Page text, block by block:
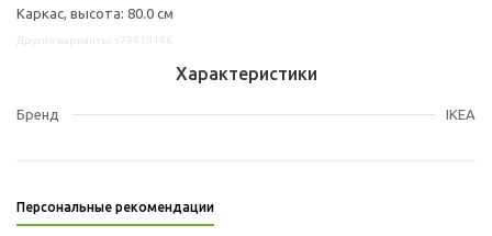
Каркас, высота: 80.0 см
Характеристики
Бренд IKEA
Персональные рекомендации